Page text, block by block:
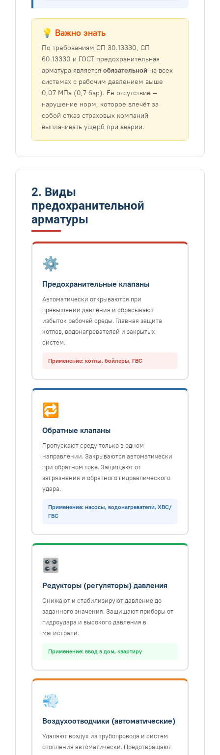
💡 Важно знать
По требованиям СП 30.13330, СП
60.13330 и ГОСТ предохранительная
арматура является обязательной на всех
системах с рабочим давлением выше
0,07 МПа (0,7 бар). Её отсутствие —
нарушение норм, которое влечёт за
собой отказ страховых компаний
выплачивать ущерб при аварии.
2. Виды
предохранительной
арматуры
⚙️
Предохранительные клапаны
Автоматически открываются при
превышении давления и сбрасывают
избыток рабочей среды. Главная защита
котлов, водонагревателей и закрытых
систем.
Применение: котлы, бойлеры, ГВС
🔁
Обратные клапаны
Пропускают среду только в одном
направлении. Закрываются автоматически
при обратном токе. Защищают от
загрязнения и обратного гидравлического
удара.
Применение: насосы, водонагреватели, ХВС/
ГВС
🎛️
Редукторы (регуляторы) давления
Снижают и стабилизируют давление до
заданного значения. Защищают приборы от
гидроудара и высокого давления в
магистрали.
Применение: ввод в дом, квартиру
💨
Воздухоотводчики (автоматические)
Удаляют воздух из трубопровода и систем
отопления автоматически. Предотвращают